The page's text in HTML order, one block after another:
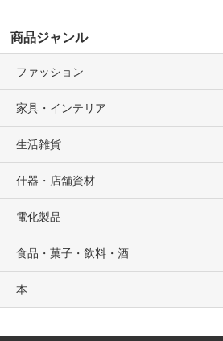
商品ジャンル
ファッション
家具・インテリア
生活雑貨
什器・店舗資材
電化製品
食品・菓子・飲料・酒
本